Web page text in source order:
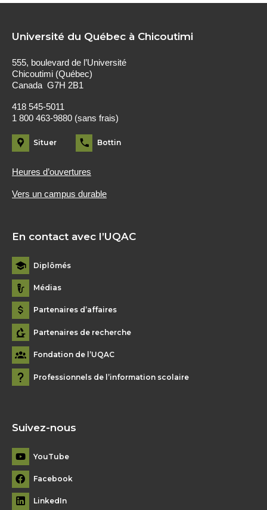
Université du Québec à Chicoutimi
555, boulevard de l’Université
Chicoutimi (Québec)
Canada G7H 2B1
418 545-5011
1 800 463-9880 (sans frais)
Situer Bottin
Heures d’ouvertures
Vers un campus durable
En contact avec l’UQAC
Diplômés
Médias
Partenaires d’affaires
Partenaires de recherche
Fondation de l’UQAC
Professionnels de l’information scolaire
Suivez-nous
YouTube
Facebook
LinkedIn